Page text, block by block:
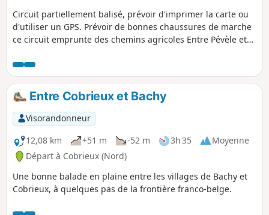
Circuit partiellement balisé, prévoir d'imprimer la carte ou
d'utiliser un GPS. Prévoir de bonnes chaussures de marche
ce circuit emprunte des chemins agricoles Entre Pévèle et
campagne belge du Hainaut puis dans les plaines du
Pévèle. Une bonne occasion de comprendre les jeux du chat
et de la souris que pouvaient se livrer douaniers et
contrebandiers avant l'Union Européenne. L'occasion
d'admirer les saules têtards, les chapelles votives.
Entre Cobrieux et Bachy
Visorandonneur
12,08 km
+51 m -52 m 3h 35
Moyenne
Départ à Cobrieux (Nord)
Une bonne balade en plaine entre les villages de Bachy et
Cobrieux, à quelques pas de la frontière franco-belge.